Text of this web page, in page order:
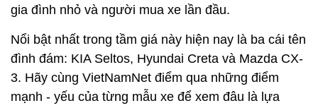
gia đình nhỏ và người mua xe lần đầu.
Nổi bật nhất trong tầm giá này hiện nay là ba cái tên
đình đám: KIA Seltos, Hyundai Creta và Mazda CX-
3. Hãy cùng VietNamNet điểm qua những điểm
mạnh - yếu của từng mẫu xe để xem đâu là lựa